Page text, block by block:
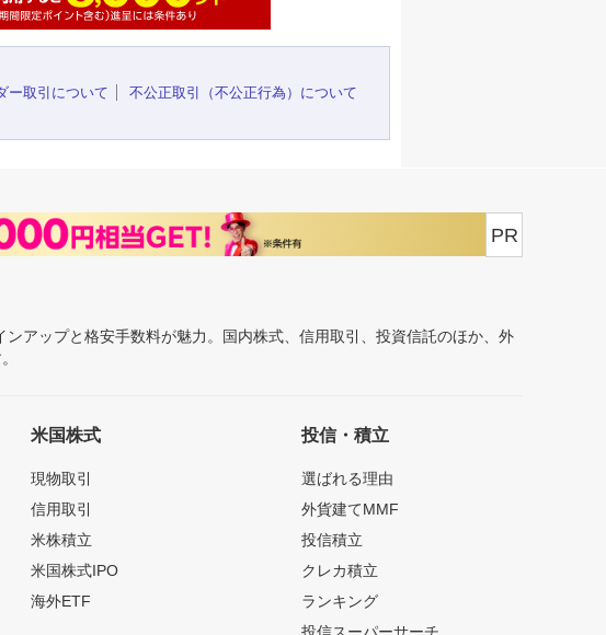
ー取引について
不公正取引（不公正行為）について
PR
アップと格安手数料が魅力。国内株式、信用取引、投資信託のほか、外
米国株式
現物取引
信用取引
米株積立
米国株式IPO
海外ETF
投信・積立
選ばれる理由
外貨建てMMF
投信積立
クレカ積立
ランキング
投信スーパーサーチ